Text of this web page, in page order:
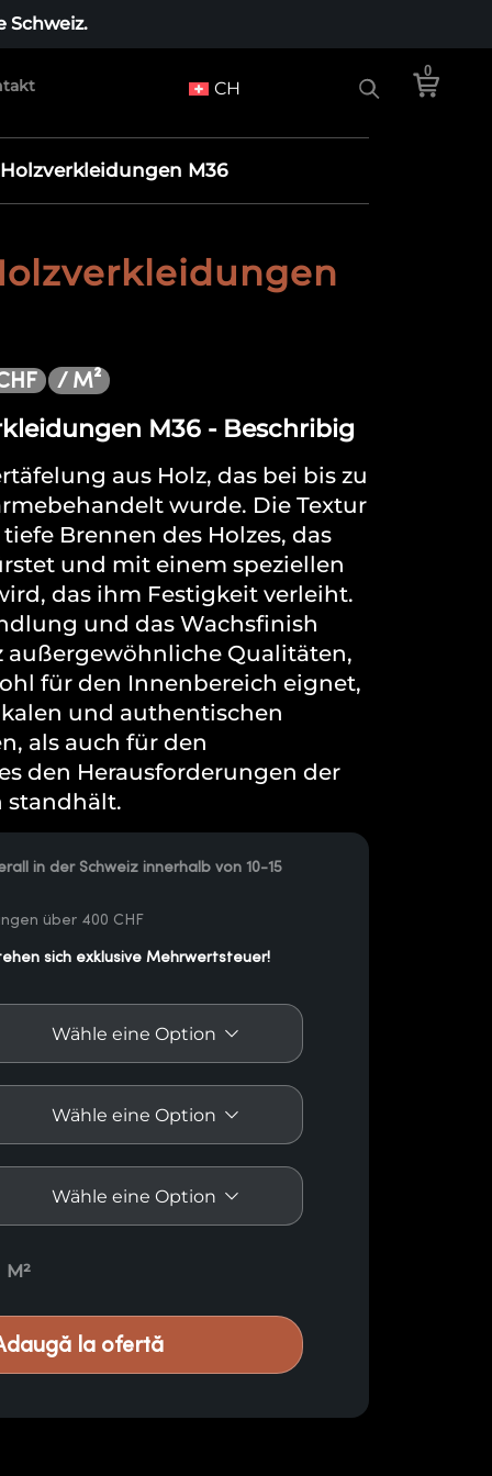
Schweiz.
CH
0
M36
/ M²
M36 - Beschribig
aus Holz, das bei bis zu
wurde. Die Textur
Brennen des Holzes, das
und mit einem speziellen
das ihm Festigkeit verleiht.
und das Wachsfinish
außergewöhnliche Qualitäten,
für den Innenbereich eignet,
und authentischen
als auch für den
den Herausforderungen der
standhält.
in der Schweiz innerhalb von 10-15
über 400 CHF
sich exklusive Mehrwertsteuer!
M36 quantity
M²
la ofertă